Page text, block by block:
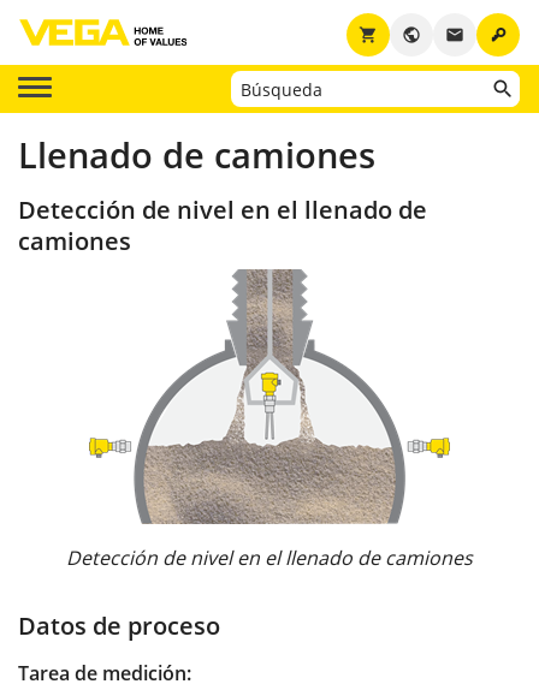
key
email
public
shopping_cart
Llenado de camiones
Detección de nivel en el llenado de
camiones
Detección de nivel en el llenado de camiones
Datos de proceso
Tarea de medición: